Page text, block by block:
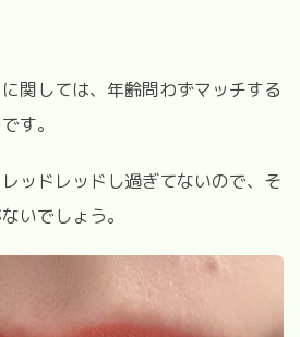
関しては、年齢問わずマッチする
す。
ッドレッドし過ぎてないので、そ
いでしょう。